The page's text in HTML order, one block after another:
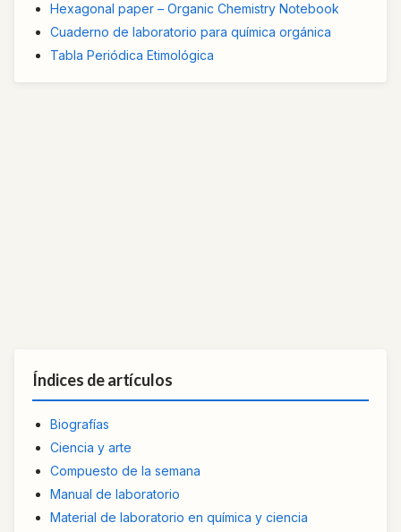
Hexagonal paper – Organic Chemistry Notebook
Cuaderno de laboratorio para química orgánica
Tabla Periódica Etimológica
Índices de artículos
Biografías
Ciencia y arte
Compuesto de la semana
Manual de laboratorio
Material de laboratorio en química y ciencia